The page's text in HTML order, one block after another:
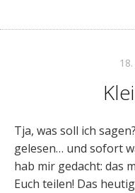
Tja, was soll ich
gelesen… und sofort
hab mir gedacht: das
Euch teilen! Das